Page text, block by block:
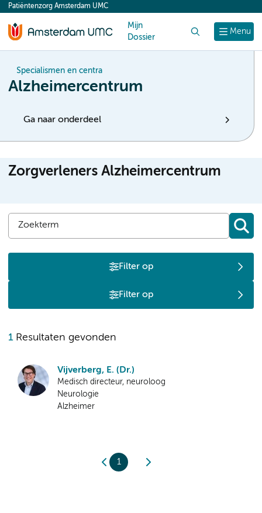
content
Menu
Patiëntenzorg Amsterdam UMC
Mijn
Dossier
Specialismen en centra
Alzheimercentrum
Ga naar onderdeel
Zorgverleners Alzheimercentrum
Filter op
Filter op
1Resultaten gevonden
Vijverberg, E. (Dr.)
Medisch directeur, neuroloog
Neurologie
Alzheimer
1